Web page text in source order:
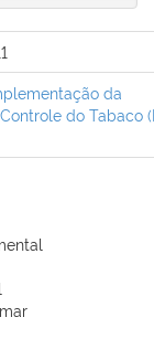
da
do Tabaco